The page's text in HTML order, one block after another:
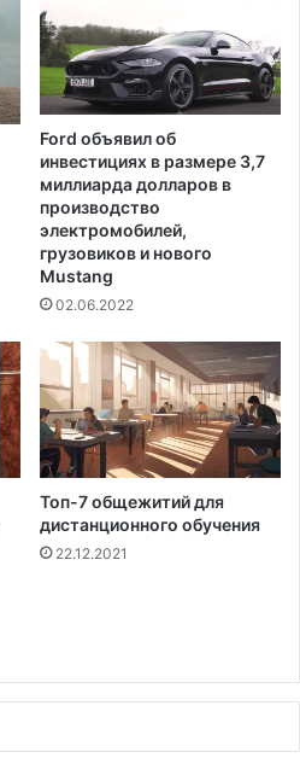
Ford объявил об
инвестициях в размере 3,7
миллиарда долларов в
производство
электромобилей,
грузовиков и нового
Mustang
02.06.2022
Топ-7 общежитий для
дистанционного обучения
22.12.2021